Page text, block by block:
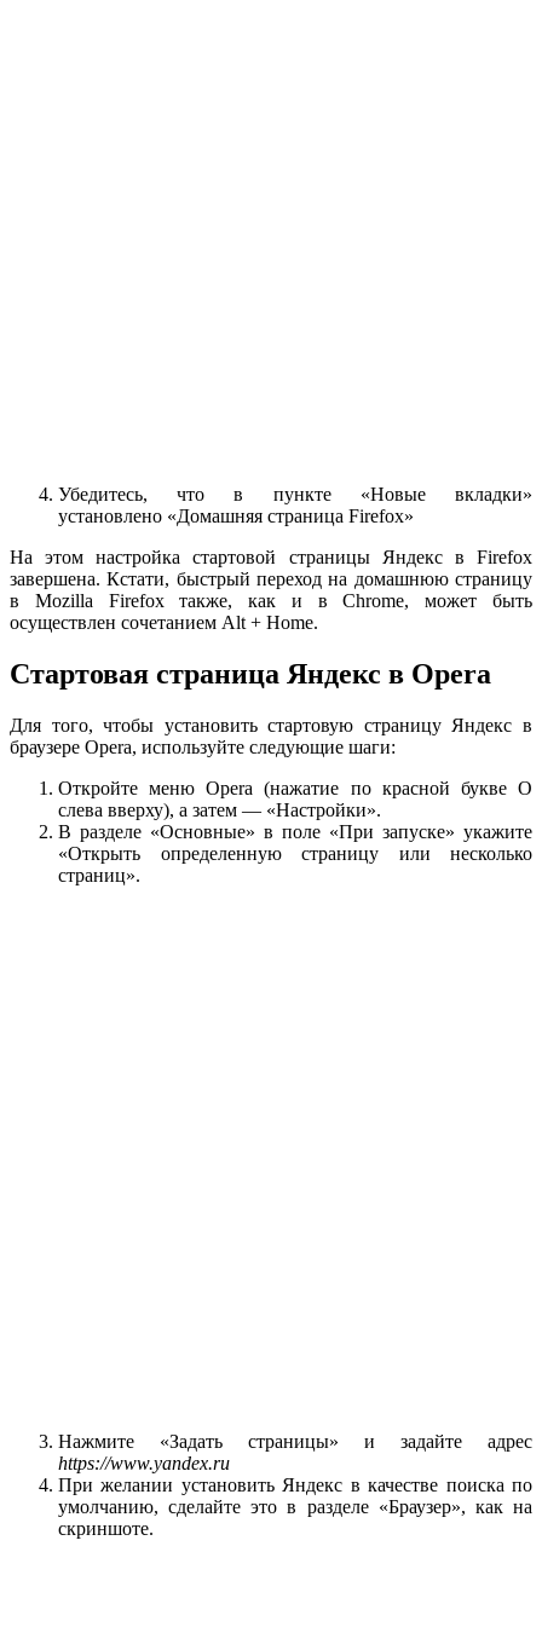
Убедитесь, что в пункте «Новые вкладки»
установлено «Домашняя страница Firefox»
На этом настройка стартовой страницы Яндекс в Firefox
завершена. Кстати, быстрый переход на домашнюю страницу
в Mozilla Firefox также, как и в Chrome, может быть
осуществлен сочетанием Alt + Home.
Стартовая страница Яндекс в Opera
Для того, чтобы установить стартовую страницу Яндекс в
браузере Opera, используйте следующие шаги:
Откройте меню Opera (нажатие по красной букве О
слева вверху), а затем — «Настройки».
В разделе «Основные» в поле «При запуске» укажите
«Открыть определенную страницу или несколько
страниц».
Нажмите «Задать страницы» и задайте адрес
https://www.yandex.ru
При желании установить Яндекс в качестве поиска по
умолчанию, сделайте это в разделе «Браузер», как на
скриншоте.